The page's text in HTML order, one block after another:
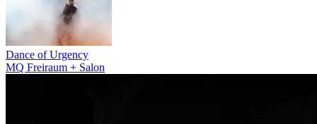
Dance of Urgency
MQ Freiraum + Salon